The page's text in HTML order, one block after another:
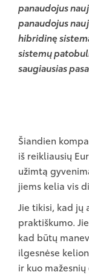
panaudojus
panaudojus
hibridinę
sistemų
saugiausias
Šiandien
iš reikliausių
užimtą
jiems kelia vis
Jie tikisi, kad jų
praktiškumo.
kad būtų
ilgesnėse
ir kuo